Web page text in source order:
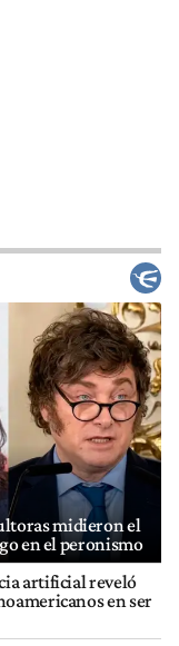
midieron el
en el peronismo
artificial reveló
en ser